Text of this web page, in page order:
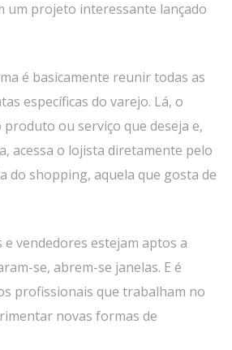
um projeto interessante lançado
é basicamente reunir todas as
específicas do varejo. Lá, o
ou serviço que deseja e,
acessa o lojista diretamente pelo
do shopping, aquela que gosta de
vendedores estejam aptos a
se, abrem-se janelas. E é
profissionais que trabalham no
novas formas de